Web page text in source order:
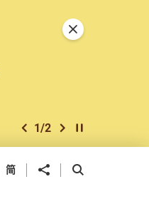
上一個
1/2 下一個開始/暫停幻燈
關閉特別通告
简 分享到 開啟搜尋框